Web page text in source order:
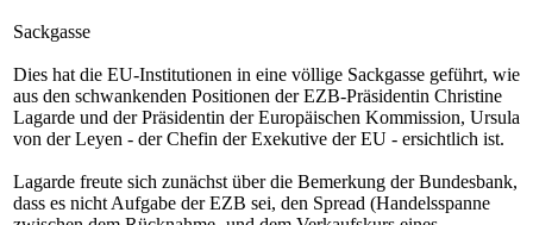
Sackgasse
Dies hat die EU-Institutionen in eine völlige Sackgasse geführt, wie
aus den schwankenden Positionen der EZB-Präsidentin Christine
Lagarde und der Präsidentin der Europäischen Kommission, Ursula
von der Leyen - der Chefin der Exekutive der EU - ersichtlich ist.
Lagarde freute sich zunächst über die Bemerkung der Bundesbank,
dass es nicht Aufgabe der EZB sei, den Spread (Handelsspanne